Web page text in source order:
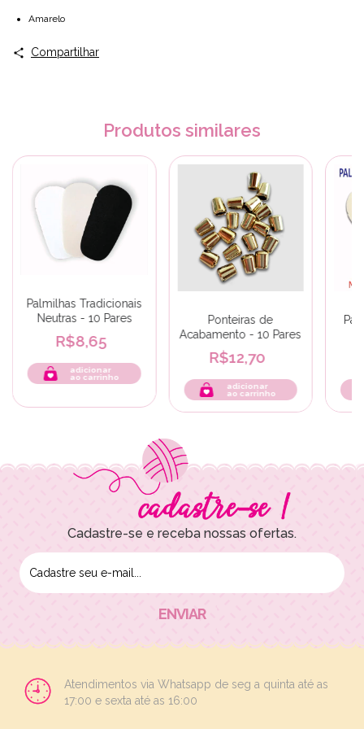
Amarelo
Compartilhar
Produtos similares
Palmilhas Tradicionais
Neutras - 10 Pares
R$8,65
adicionar
ao carrinho
Ponteiras de
Acabamento - 10 Pares
R$12,70
adicionar
ao carrinho
Cadastre-se e receba nossas ofertas.
Atendimentos via Whatsapp de seg a quinta até as
17:00 e sexta até as 16:00